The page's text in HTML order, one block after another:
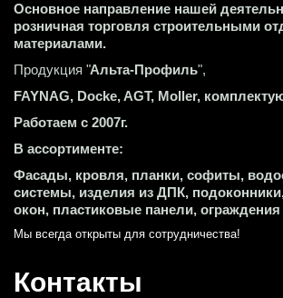
Основное направление нашей
розничная торговля строительными
материалами.
Продукция "Альта-Профиль",
FAYNAG, Docke, AGT, Moller,
Работаем с 2007г.
В ассортименте:
Фасады, кровля, планки, софиты,
системы, изделия из ДПК,
окон, пластиковые панели, ограждения
Мы всегда открыты для сотрудничества!
Контакты